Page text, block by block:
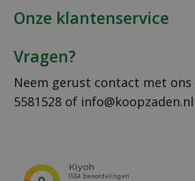
Onze klantenservice
Vragen?
Neem gerust contact met ons
5581528 of info@koopzaden.nl